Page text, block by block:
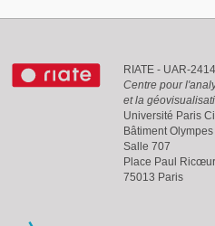
RIATE - UAR-2414
Centre pour
et la
Université Paris
Bâtiment
Salle 707
Place Paul Ricœur
75013 Paris